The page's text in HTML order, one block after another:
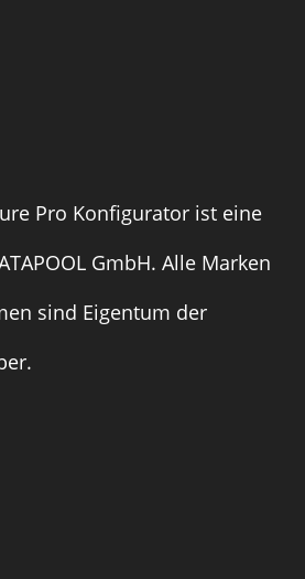
Pro Konfigurator ist eine
GmbH. Alle Marken
sind Eigentum der